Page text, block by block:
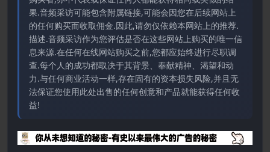
果.音频采访可能包含附属链接,可能会因您在后续网站上
的任何购买而收取佣金.因此,请勿仅依赖本网站上的推荐.
描述.音频采访作为您评估是否在这些网站上购买的唯一信
息来源.在任何在线网站购买之前,您都应始终进行尽职调
查.每个人的成功都取决于其背景、奉献精神、渴望和动
力.与任何商业活动一样,存在固有的资本损失风险,并且无
法保证您使用此处出售的任何创意和产品就能获得任何收
益!